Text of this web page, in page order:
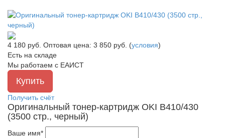
4 180 руб. Оптовая цена: 3 850 руб. (условия)
Есть на складе
Мы работаем с ЕАИСТ
Получить счёт
Оригинальный тонер-картридж OKI B410/430
(3500 стр., черный)
Ваше имя*